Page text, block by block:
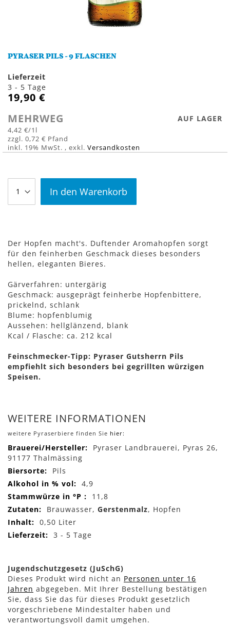
PYRASER PILS - 9 FLASCHEN
Lieferzeit
3 - 5 Tage
19,90 €
MEHRWEG
4,42 €/1l
0,72 €
inkl. 19% MwSt. , exkl. Versandkosten
AUF LAGER
In den Warenkorb
Der Hopfen macht's. Duftender Aromahopfen sorgt
für den feinherben Geschmack dieses besonders
hellen, eleganten Bieres.
Gärverfahren: untergärig
Geschmack: ausgeprägt feinherbe Hopfenbittere,
prickelnd, schlank
Blume: hopfenblumig
Aussehen: hellglänzend, blank
Kcal / Flasche: ca. 212 kcal
Feinschmecker-Tipp: Pyraser Gutsherrn Pils
empfiehlt sich besonders bei gegrillten würzigen
Speisen.
der
springen
WEITERE INFORMATIONEN
weitere Pyraserbiere finden Sie hier:
Mehr
Informationen
Pyraser Landbrauerei, Pyras 26,
91177 Thalmässing
Pils
4,9
11,8
Brauwasser, Gerstenmalz, Hopfen
0,50 Liter
3 - 5 Tage
Jugendschutzgesetz (JuSchG)
Dieses Produkt wird nicht an Personen unter 16
Jahren abgegeben. Mit Ihrer Bestellung bestätigen
Sie, dass Sie das für dieses Produkt gesetzlich
vorgeschriebene Mindestalter haben und
verantwortungsvoll damit umgehen.